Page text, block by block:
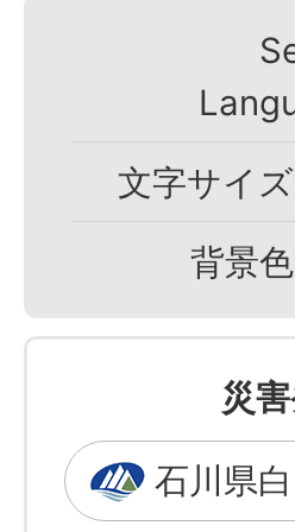
文字サイ
背景
災
石川県